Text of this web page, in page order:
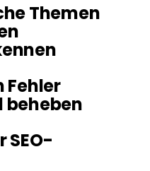
Themen
Fehler
beheben
SEO-